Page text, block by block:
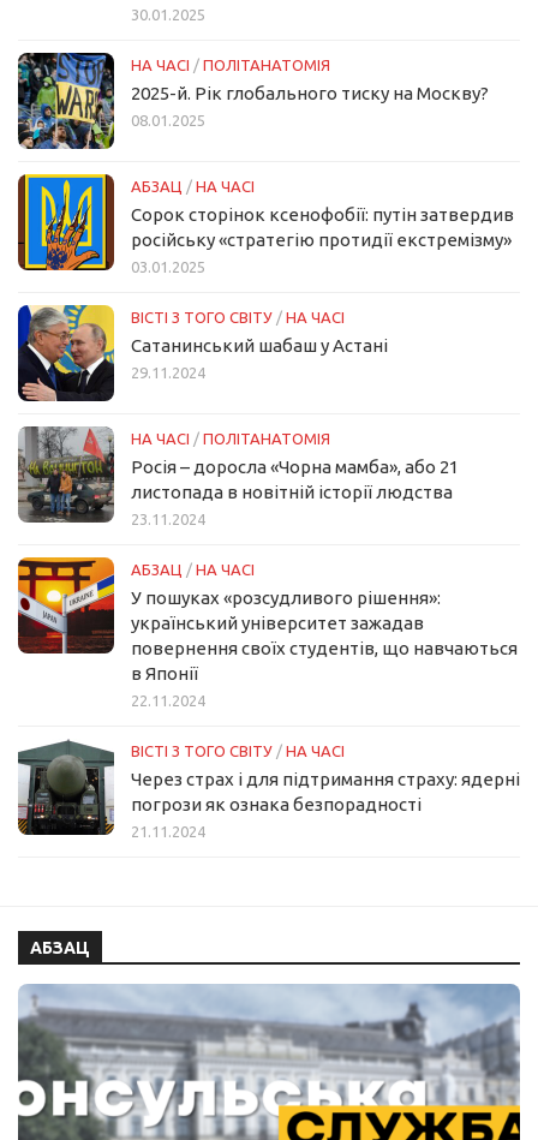
30.01.2025
НА ЧАСІ / ПОЛІТАНАТОМІЯ
2025-й. Рік глобального тиску на Москву?
08.01.2025
АБЗАЦ / НА ЧАСІ
Сорок сторінок ксенофобії: путін затвердив
російську «стратегію протидії екстремізму»
03.01.2025
ВІСТІ З ТОГО СВІТУ / НА ЧАСІ
Сатанинський шабаш у Астані
29.11.2024
НА ЧАСІ / ПОЛІТАНАТОМІЯ
Росія – доросла «Чорна мамба», або 21
листопада в новітній історії людства
23.11.2024
АБЗАЦ / НА ЧАСІ
У пошуках «розсудливого рішення»:
український університет зажадав
повернення своїх студентів, що навчаються
в Японії
22.11.2024
ВІСТІ З ТОГО СВІТУ / НА ЧАСІ
Через страх і для підтримання страху: ядерні
погрози як ознака безпорадності
21.11.2024
АБЗАЦ